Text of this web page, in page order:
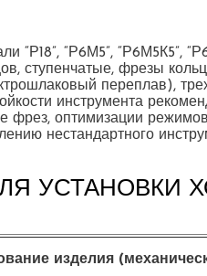
“Р18”, “Р6М5”, “Р6М5К5”,
ступенчатые, фрезы
переплав),
инструмента
фрез, оптимизации
нестандартного
УСТАНОВКИ
изделия